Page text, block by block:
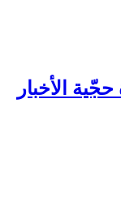
الأخبار